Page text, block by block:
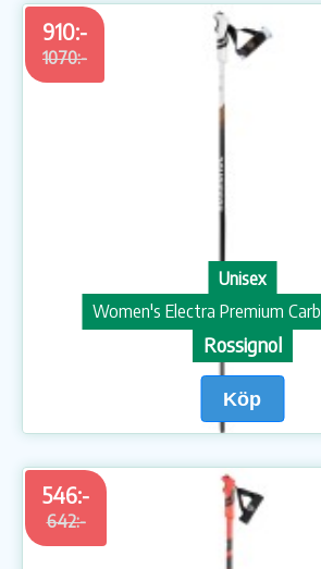
910:-
1070:-
Unisex
Rossignol
Köp
546:-
642:-